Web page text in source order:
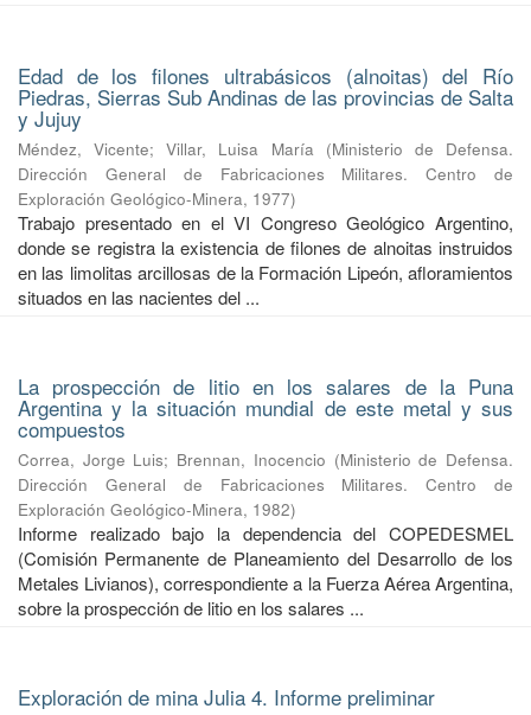
Edad de los filones ultrabásicos (alnoitas) del Río
Piedras, Sierras Sub Andinas de las provincias de Salta
y Jujuy
Méndez, Vicente;Villar, Luisa María (Ministerio de Defensa.
Dirección General de Fabricaciones Militares. Centro de
Exploración Geológico-Minera, 1977)
Trabajo presentado en el VI Congreso Geológico Argentino,
donde se registra la existencia de filones de alnoitas instruidos
en las limolitas arcillosas de la Formación Lipeón, afloramientos
situados en las nacientes del ...
La prospección de litio en los salares de la Puna
Argentina y la situación mundial de este metal y sus
compuestos
Correa, Jorge Luis; Brennan, Inocencio (Ministerio de Defensa.
Dirección General de Fabricaciones Militares. Centro de
Exploración Geológico-Minera, 1982)
Informe realizado bajo la dependencia del COPEDESMEL
(Comisión Permanente de Planeamiento del Desarrollo de los
Metales Livianos), correspondiente a la Fuerza Aérea Argentina,
sobre la prospección de litio en los salares ...
Exploración de mina Julia 4. Informe preliminar